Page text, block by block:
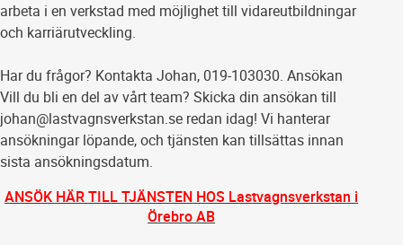
arbeta i en verkstad med möjlighet till vidareutbildningar
och karriärutveckling.
Har du frågor? Kontakta Johan, 019-103030. Ansökan
Vill du bli en del av vårt team? Skicka din ansökan till
johan@lastvagnsverkstan.se redan idag! Vi hanterar
ansökningar löpande, och tjänsten kan tillsättas innan
sista ansökningsdatum.
ANSÖK HÄR TILL TJÄNSTEN HOS Lastvagnsverkstan i
Örebro AB